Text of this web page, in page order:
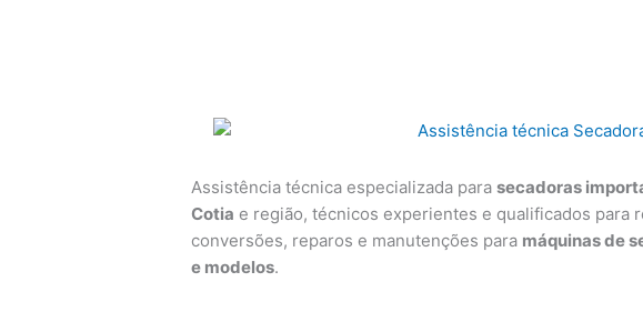
Assistência técnica especializada parasecadoras
Cotia e região, técnicos experientes e qualificados para
conversões, reparos e manutenções para máquinas de
e modelos.